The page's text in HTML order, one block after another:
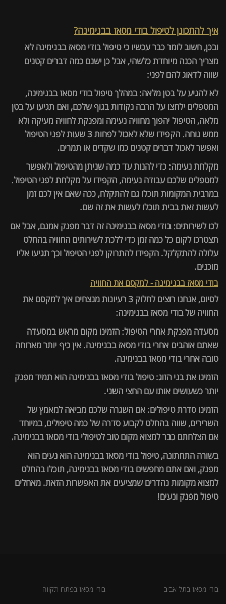
איך להתכונן לטיפול בודי מסאז בבנימינה?
ובכן, חשוב לומר כבר עכשיו כי טיפול בודי מסאז בבנימינה לא
מצריך הכנה מיוחדת כלשהי, אבל כן ישנם כמה דברים קטנים
שווה לדאוג להם לפני:
לא להגיע על בטן מלאה: במהלך טיפול בודי מסאז בבנימינה,
המטפלים ילחצו על הרבה נקודות בגוף שלכם, ואם תגיעו על בטן
מלאה, הטיפול יהפוך מחוויה נעימה ומפנקת לחוויה מעיקה ולא
ממש נוחה. הקפידו שלא לאכול לפחות 3 שעות לפני הטיפול
ואפשר לאכול דברים קטנים כמו שקדים או תמרים.
מקלחת נעימה: כדי להנות עד כמה שניתן מהטיפול ולאפשר
למטפלים שלכם עבודה נעימה, הקפידו על מקלחת לפני הטיפול.
במרבית המקומות תוכלו גם להתקלח, ככה שאם אין לכם זמן
לעשות זאת בבית תוכלו לעשות את זה שם.
לכו לשירותים: בודי מסאז בבנימינה זה דבר מפנק אמנם, אבל אם
תצטרכו לקום כל כמה זמן כדי ללכת לשירותים החוויה בהחלט
עלולה להתקלקל. הקפידו להתרוקן לפני הטיפול וכך תגיעו אליו
מוכנים.
בודי מסאז בבנימינה - למקסם את החוויה
לסיום, אנחנו רוצים לחלוק 3 רעיונות מנצחים איך למקסם את
החוויה של בודי מסאז בבנימינה:
מסעדה מפנקת אחרי הטיפול: הזמינו מקום מראש במסעדה
שאתם אוהבים אחרי בודי מסאז בבנימינה. אין כיף יותר מארוחה
טובה אחרי בודי מסאז בבנימינה.
הזמינו את בני הזוג: טיפול בודי מסאז בבנימינה הוא תמיד מפנק
יותר כשעושים אותו עם החצי השני.
הזמינו סדרת טיפולים: אם השגרה שלכם מביאה למאמץ של
השרירים, שווה בהחלט לקבוע סדרה של כמה טיפולים, במיוחד
אם הצלחתם כבר למצוא מקום טוב לטיפולי בודי מסאז בבנימינה.
בשורה התחתונה, טיפול בודי מסאז בבנימינה הוא נעים הוא
מפנק, ואם אתם מחפשים בודי מסאז בבנימינה, תוכלו בהחלט
למצוא מקומות נהדרים שמציעים את האפשרות הזאת. מאחלים
טיפול מפנק ונעים!
בודי מסאז בתל אביב בודי מסאז בפתח תקווה